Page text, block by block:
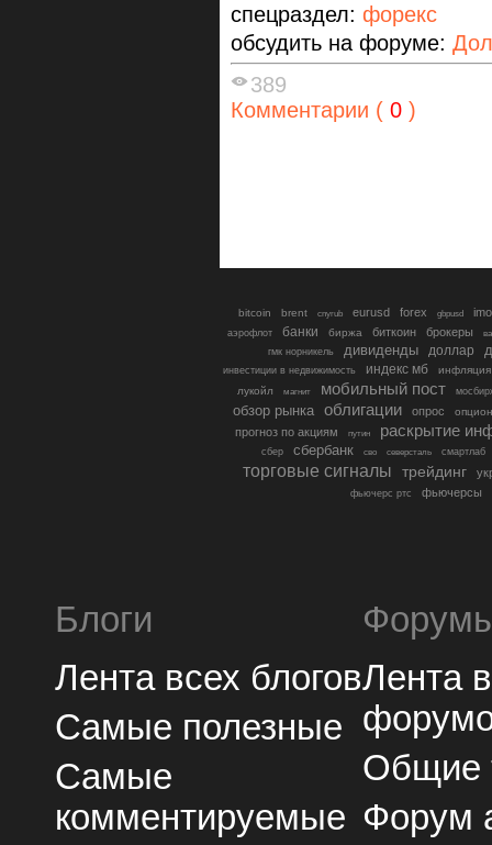
спецраздел: форекс
обсудить на форуме:
389
Комментарии ( 0 )
bitcoin brent cnyrub eurusd forex gbpusd
аэрофлот банки биржа биткоин брокеры
гмк норникель
дивиденды доллар
инвестиции в недвижимость индекс мб
инфляция
лукойл
магнит мобильный пост
обзор рынка облигации опрос
прогноз по акциям путин раскрытие
сбер сбербанк сво северсталь смартлаб
торговые сигналы трейдинг
фьючерс ртс фьючерсы
Блоги
Лента всех блогов
Самые полезные
Самые
комментируемые
Лента
Общие
Форум